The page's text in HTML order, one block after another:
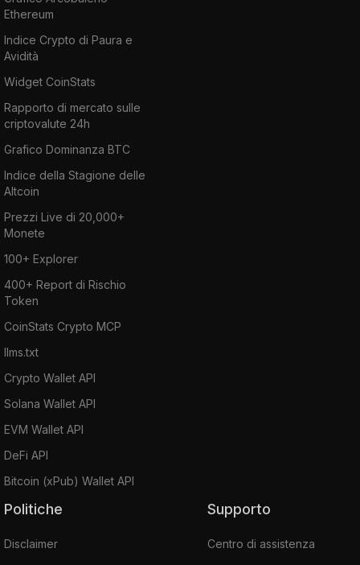
Ethereum
Indice Crypto di Paura e
Avidità
Widget CoinStats
Rapporto di mercato sulle
criptovalute 24h
Grafico Dominanza BTC
Indice della Stagione delle
Altcoin
Prezzi Live di 20,000+
Monete
100+ Explorer
400+ Report di Rischio
Token
CoinStats Crypto MCP
llms.txt
Crypto Wallet API
Solana Wallet API
EVM Wallet API
DeFi API
Bitcoin (xPub) Wallet API
Politiche
Disclaimer
Supporto
Centro di assistenza